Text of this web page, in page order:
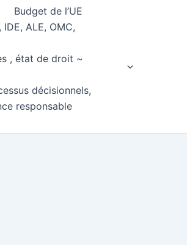
Budget de l’UE
ALE, OMC,
, état de droit ~
décisionnels,
responsable